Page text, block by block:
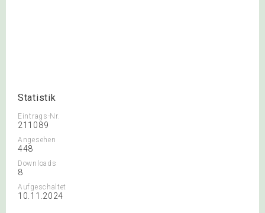
Statistik
Eintrags-Nr.
211089
Angesehen
448
Downloads
8
Aufgeschaltet
10.11.2024